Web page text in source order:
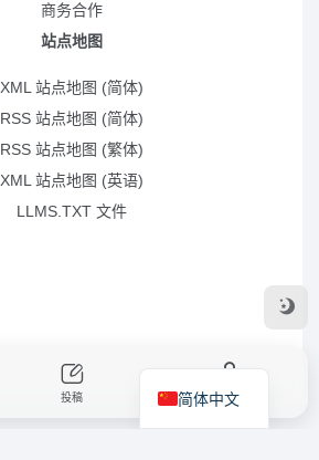
商务合作
站点地图
XML 站点地图 (简体)
RSS 站点地图 (简体)
RSS 站点地图 (繁体)
XML 站点地图 (英语)
LLMS.TXT 文件
投稿 我的
简体中文